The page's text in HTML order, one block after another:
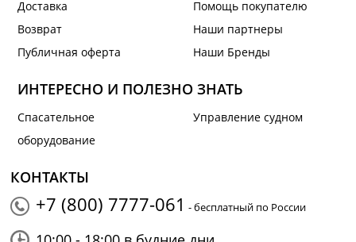
Доставка
Возврат
Публичная оферта
Помощь покупателю
Наши партнеры
Наши Бренды
ИНТЕРЕСНО И ПОЛЕЗНО ЗНАТЬ
Спасательное
оборудование
Управление судном
КОНТАКТЫ
+7 (800) 7777-061 - бесплатный по России